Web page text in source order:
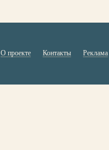
О проекте Контакты Реклама